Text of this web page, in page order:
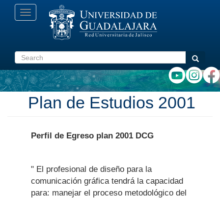
Toggle
navigation
Search Search
Plan de Estudios 2001
Perfil de Egreso plan 2001 DCG
" El profesional de diseño para la
comunicación gráfica tendrá la capacidad
para: manejar el proceso metodológico del